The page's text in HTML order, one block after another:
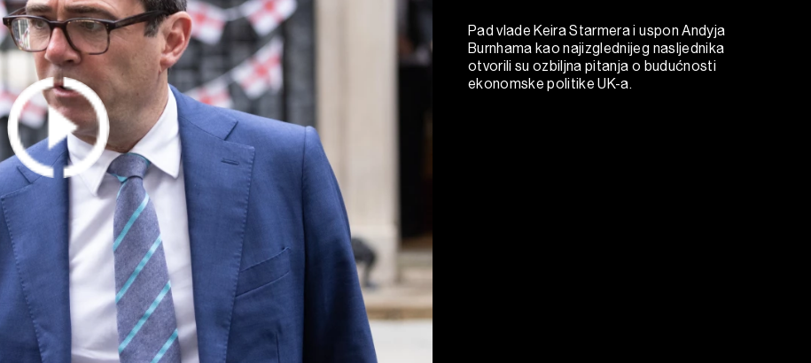
Pad vlade Keira Starmera i uspon Andyja
Burnhama kao najizglednijeg nasljednika
otvorili su ozbiljna pitanja o budućnosti
ekonomske politike UK-a.